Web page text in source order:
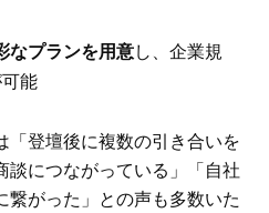
なプランを用意し、企業規
能
「登壇後に複数の引き合いを
談につながっている」「自社
繋がった」との声も多数いた